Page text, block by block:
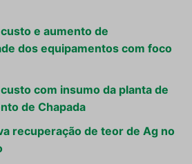
e aumento de
dos equipamentos com foco
com insumo da planta de
de Chapada
recuperação de teor de Ag no